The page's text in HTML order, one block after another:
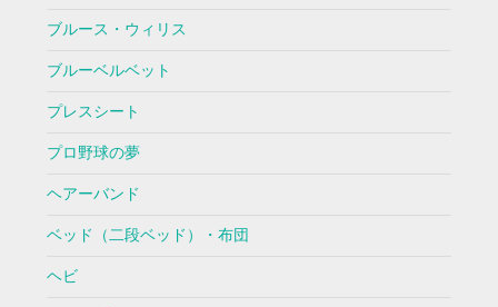
ブルース・ウィリス
ブルーベルベット
プレスシート
プロ野球の夢
ヘアーバンド
ベッド（二段ベッド）・布団
ヘビ